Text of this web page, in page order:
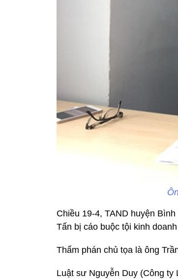
Chiều 19-4, TAND huyện
Tấn bị cáo buộc tội kinh
Thẩm phán chủ tọa là ông
Luật sư Nguyễn Duy (Công ty